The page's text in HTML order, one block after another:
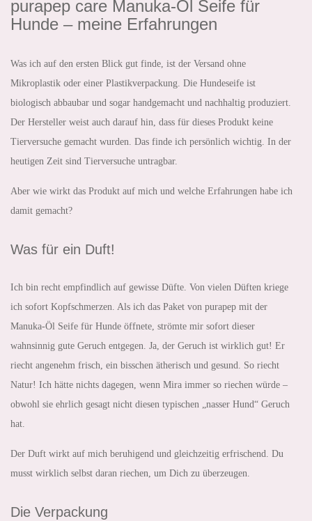
purapep care Manuka-Öl Seife für
Hunde – meine Erfahrungen
Was ich auf den ersten Blick gut finde, ist der Versand ohne
Mikroplastik oder einer Plastikverpackung. Die Hundeseife ist
biologisch abbaubar und sogar handgemacht und nachhaltig produziert.
Der Hersteller weist auch darauf hin, dass für dieses Produkt keine
Tierversuche gemacht wurden. Das finde ich persönlich wichtig. In der
heutigen Zeit sind Tierversuche untragbar.
Aber wie wirkt das Produkt auf mich und welche Erfahrungen habe ich
damit gemacht?
Was für ein Duft!
Ich bin recht empfindlich auf gewisse Düfte. Von vielen Düften kriege
ich sofort Kopfschmerzen. Als ich das Paket von purapep mit der
Manuka-Öl Seife für Hunde öffnete, strömte mir sofort dieser
wahnsinnig gute Geruch entgegen. Ja, der Geruch ist wirklich gut! Er
riecht angenehm frisch, ein bisschen ätherisch und gesund. So riecht
Natur! Ich hätte nichts dagegen, wenn Mira immer so riechen würde –
obwohl sie ehrlich gesagt nicht diesen typischen „nasser Hund“ Geruch
hat.
Der Duft wirkt auf mich beruhigend und gleichzeitig erfrischend. Du
musst wirklich selbst daran riechen, um Dich zu überzeugen.
Die Verpackung